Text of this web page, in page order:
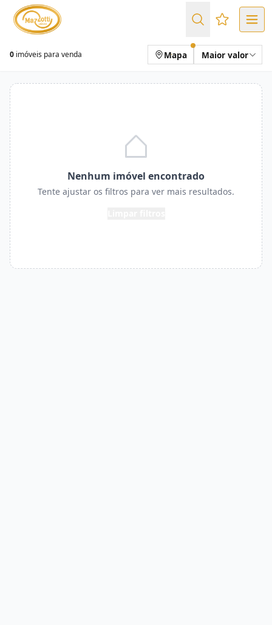
Favoritos
0 imóveis para venda Mapa Maior valor
Nenhum imóvel encontrado
Tente ajustar os filtros para ver mais resultados.